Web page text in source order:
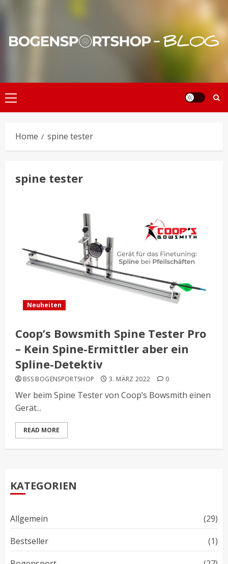
Primary
Menu
Home spine tester
spine tester
Neuheiten
Coop’s Bowsmith Spine Tester Pro
– Kein Spine-Ermittler aber ein
Spline-Detektiv
BSS BOGENSPORTSHOP 3. MÄRZ 2022 0
Wer beim Spine Tester von Coop’s Bowsmith einen
Gerät...
READ MORE
KATEGORIEN
Allgemein
(29)
Bestseller
(1)